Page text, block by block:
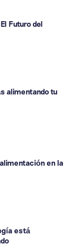
Futuro del
alimentando tu
en la
está